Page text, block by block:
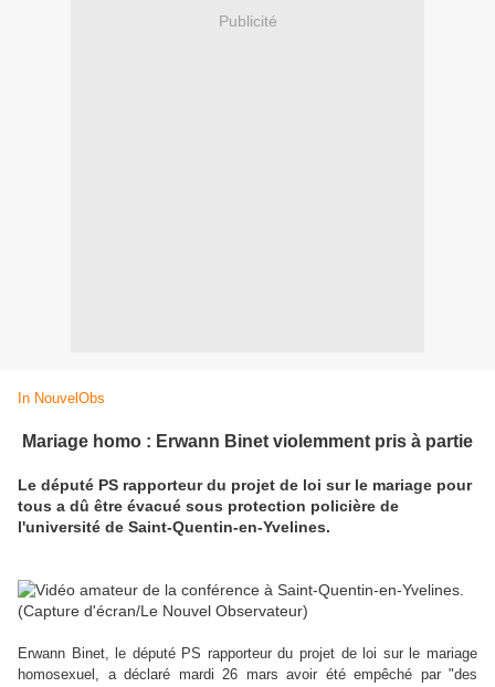
Publicité
In NouvelObs
Mariage homo : Erwann Binet violemment pris à partie
Le député PS rapporteur du projet de loi sur le mariage pour
tous a dû être évacué sous protection policière de
l'université de Saint-Quentin-en-Yvelines.
Erwann Binet, le député PS rapporteur du projet de loi sur le mariage
homosexuel, a déclaré mardi 26 mars avoir été empêché par "des